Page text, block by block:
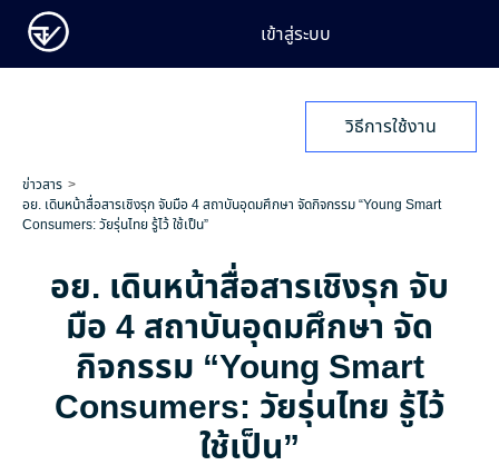
เข้าสู่ระบบ
วิธีการใช้งาน
ข่าวสาร
อย. เดินหน้าสื่อสารเชิงรุก จับมือ 4 สถาบันอุดมศึกษา จัดกิจกรรม “Young Smart
Consumers: วัยรุ่นไทย รู้ไว้ ใช้เป็น”
อย. เดินหน้าสื่อสารเชิงรุก จับ
มือ 4 สถาบันอุดมศึกษา จัด
กิจกรรม “Young Smart
Consumers: วัยรุ่นไทย รู้ไว้
ใช้เป็น”